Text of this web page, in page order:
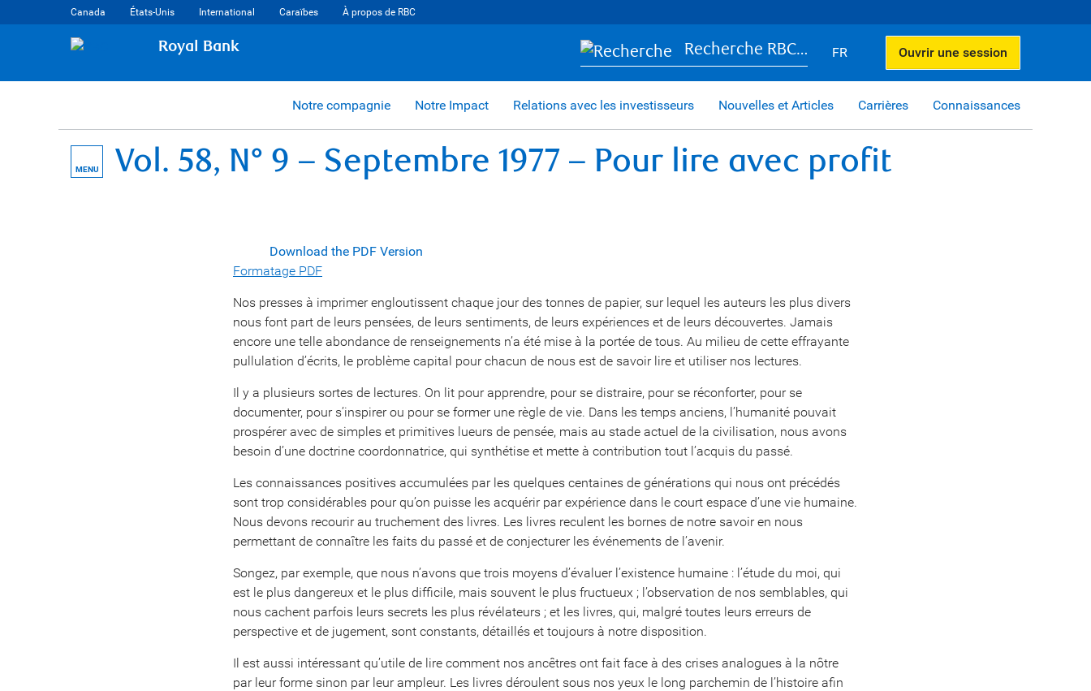
Canada États-Unis International Caraïbes À propos de RBC
Royal Bank Recherche RBC… FR Ouvrir une session
Notre compagnie Notre Impact Relations avec les investisseurs Nouvelles et Articles Carrières Connaissances
MENU Vol. 58, N° 9 – Septembre 1977 – Pour lire avec profit
Download the PDF Version
Formatage PDF
Nos presses à imprimer engloutissent chaque jour des tonnes de papier, sur lequel les auteurs les plus divers
nous font part de leurs pensées, de leurs sentiments, de leurs expériences et de leurs découvertes. Jamais
encore une telle abondance de renseignements n’a été mise à la portée de tous. Au milieu de cette effrayante
pullulation d’écrits, le problème capital pour chacun de nous est de savoir lire et utiliser nos lectures.
Il y a plusieurs sortes de lectures. On lit pour apprendre, pour se distraire, pour se réconforter, pour se
documenter, pour s’inspirer ou pour se former une règle de vie. Dans les temps anciens, l’humanité pouvait
prospérer avec de simples et primitives lueurs de pensée, mais au stade actuel de la civilisation, nous avons
besoin d’une doctrine coordonnatrice, qui synthétise et mette à contribution tout l’acquis du passé.
Les connaissances positives accumulées par les quelques centaines de générations qui nous ont précédés
sont trop considérables pour qu’on puisse les acquérir par expérience dans le court espace d’une vie humaine.
Nous devons recourir au truchement des livres. Les livres reculent les bornes de notre savoir en nous
permettant de connaître les faits du passé et de conjecturer les événements de l’avenir.
Songez, par exemple, que nous n’avons que trois moyens d’évaluer l’existence humaine : l’étude du moi, qui
est le plus dangereux et le plus difficile, mais souvent le plus fructueux ; l’observation de nos semblables, qui
nous cachent parfois leurs secrets les plus révélateurs ; et les livres, qui, malgré toutes leurs erreurs de
perspective et de jugement, sont constants, détaillés et toujours à notre disposition.
Il est aussi intéressant qu’utile de lire comment nos ancêtres ont fait face à des crises analogues à la nôtre
par leur forme sinon par leur ampleur. Les livres déroulent sous nos yeux le long parchemin de l’histoire afin